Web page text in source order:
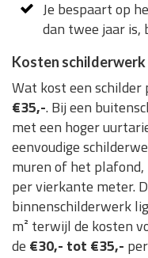
Je bespaart op
dan twee jaar is,
Kosten schilderwerk
Wat kost een schilder
€35,-. Bij een
met een hoger
eenvoudige
muren of het
per vierkante meter.
binnenschilderwerk
m² terwijl de kosten
de €30,- tot €35,-